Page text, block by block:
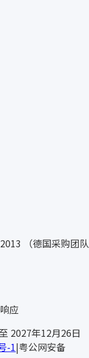
（德国采购团队
应
2027年12月26日
-1|粤公网安备